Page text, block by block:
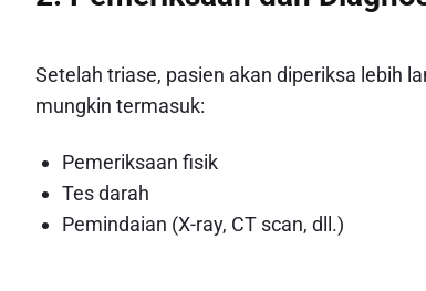
Setelah triase, pasien akan diperiksa lebih
mungkin termasuk:
Pemeriksaan fisik
Tes darah
Pemindaian (X-ray, CT scan, dll.)